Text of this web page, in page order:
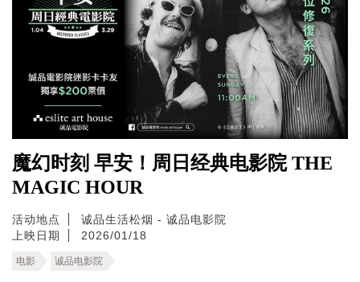
魔幻时刻 早安！周日经典电影院 THE
MAGIC HOUR
活动地点
诚品生活松烟 - 诚品电影院
上映日期
2026/01/18
电影 诚品电影院